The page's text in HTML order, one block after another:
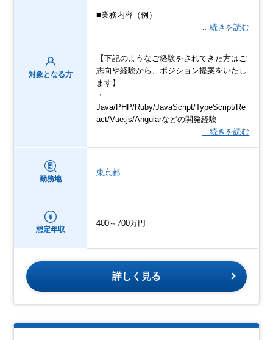
■業務内容（例）
…続きを読む
対象となる方
【下記のようなご経験をされてきた方はご
志向や経験から、ポジション提案をいたし
ます】
・
Java/PHP/Ruby/JavaScript/TypeScript/Re
act/Vue.js/Angularなどの開発経験
…続きを読む
勤務地
東京都
想定年収
400～700万円
詳しく見る